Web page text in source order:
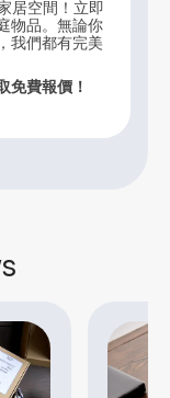
居空間！立即
物品。無論你
我們都有完美
免費報價！